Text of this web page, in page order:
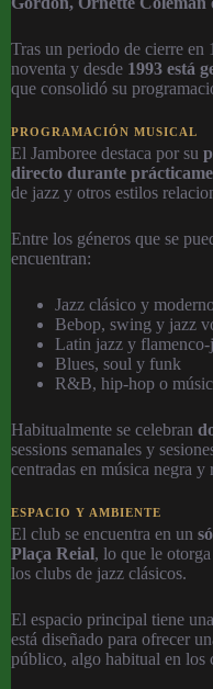
Tras un periodo de cierre en
noventa y desde 1993 está
que consolidó su
PROGRAMACIÓN MUSICAL
El Jamboree destaca por su
directo durante
de jazz y otros estilos
Entre los géneros que se
encuentran:
Jazz clásico y
Bebop, swing y jazz
Latin jazz y flamenco-
Blues, soul y funk
R&B, hip-hop o
Habitualmente se celebran
sessions semanales y
centradas en música negra y
ESPACIO Y AMBIENTE
El club se encuentra en un
Plaça Reial, lo que le
los clubs de jazz clásicos.
El espacio principal tiene
está diseñado para ofrecer
público, algo habitual en los